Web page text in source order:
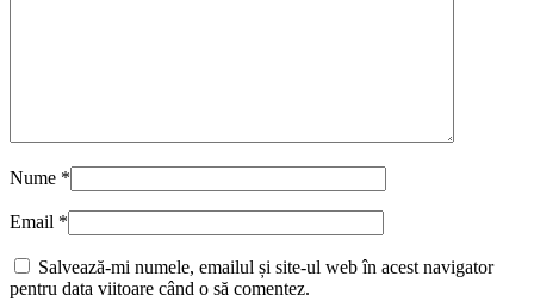
Nume *
Email *
Salvează-mi numele, emailul și site-ul web în acest navigator
pentru data viitoare când o să comentez.